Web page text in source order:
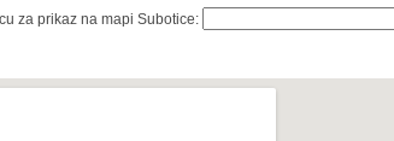
za prikaz na mapi Subotice: